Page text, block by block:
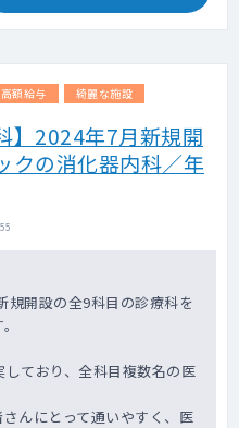
高額給与 綺麗な施設
】2024年7月新規開
クの消化器内科／年
開設の全9科目の診療科を
ており、全科目複数名の医
んにとって通いやすく、医